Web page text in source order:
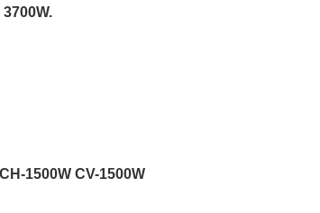
1500W CV-1500W